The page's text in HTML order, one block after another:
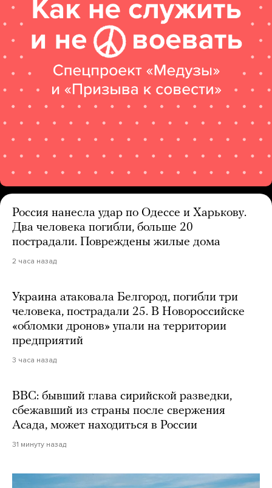
Россия нанесла удар по Одессе и Харькову.
Два человека погибли, больше 20
пострадали. Повреждены жилые дома
2 часа назад
Украина атаковала Белгород, погибли три
человека, пострадали 25. В Новороссийске
«обломки дронов» упали на территории
предприятий
3 часа назад
BBC: бывший глава сирийской разведки,
сбежавший из страны после свержения
Асада, может находиться в России
31 минуту назад